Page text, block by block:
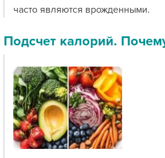
часто являются врожденными.
Подсчет калорий.